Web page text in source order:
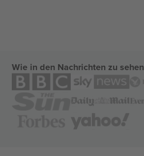
Wie in den Nachrichten zu sehen